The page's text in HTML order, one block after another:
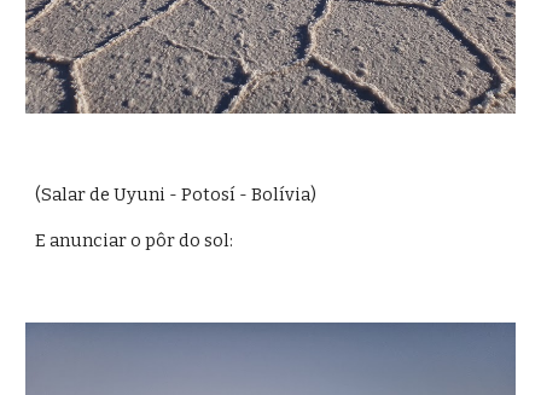
(Salar de Uyuni - Potosí - Bolívia)
E anunciar o pôr do sol: